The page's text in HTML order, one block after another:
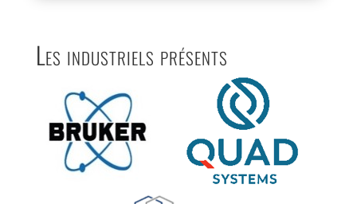
Les industriels présents